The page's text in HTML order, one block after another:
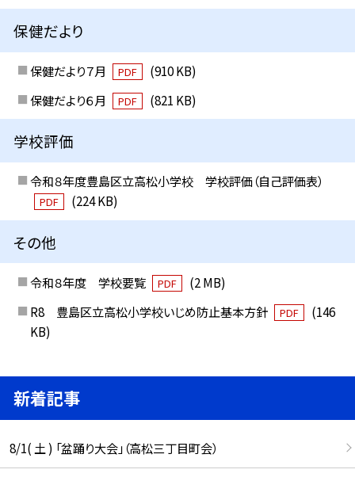
保健だより
保健だより７月 PDF
(910 KB)
保健だより６月
PDF (821 KB)
学校評価
令和８年度豊島区立高松小学校 学校評価（自己評価表）
PDF (224 KB)
その他
令和８年度 学校要覧 PDF
(2 MB)
R8 豊島区立高松小学校いじめ防止基本方針
PDF
(146
KB)
新着記事
8/1( 土 ) 「盆踊り大会」（高松三丁目町会）